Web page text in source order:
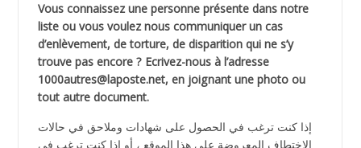
Vous connaissez une personne présente dans notre
liste ou vous voulez nous communiquer un cas
d’enlèvement, de torture, de disparition qui ne s’y
trouve pas encore ? Ecrivez-nous à l’adresse
1000autres@laposte.net, en joignant une photo ou
tout autre document.
إذا كنت ترغب في الحصول على شهادات وملاحق في حالات
الاختطاف المعروضة على هذا الموقع ، أو إذا كنت ترغب في